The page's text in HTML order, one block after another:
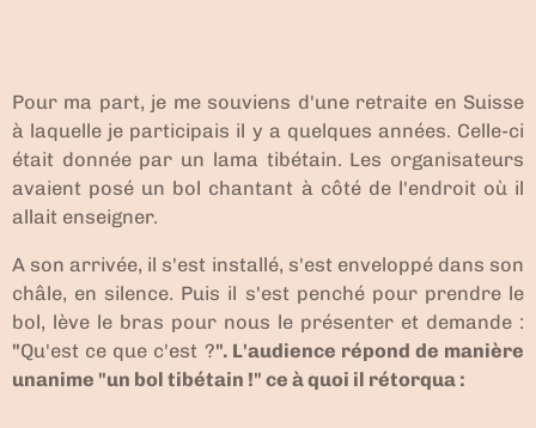
Pour ma part, je me souviens d'une retraite en Suisse
à laquelle je participais il y a quelques années. Celle-ci
était donnée par un lama tibétain. Les organisateurs
avaient posé un bol chantant à côté de l'endroit où il
allait enseigner.
A son arrivée, il s'est installé, s'est enveloppé dans son
châle, en silence. Puis il s'est penché pour prendre le
bol, lève le bras pour nous le présenter et demande :
"Qu'est ce que c'est ?". L'audience répond de manière
unanime "un bol tibétain !" ce à quoi il rétorqua :